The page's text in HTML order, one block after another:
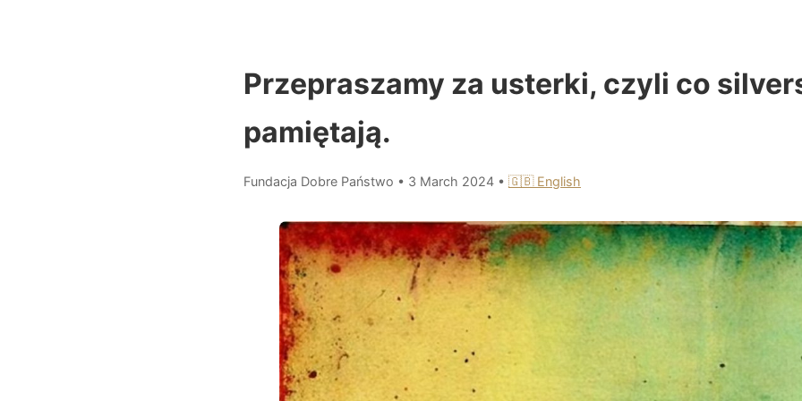
Przepraszamy za usterki, czyli co
pamiętają.
Fundacja Dobre Państwo • 3 March 2024 • 🇬🇧 English